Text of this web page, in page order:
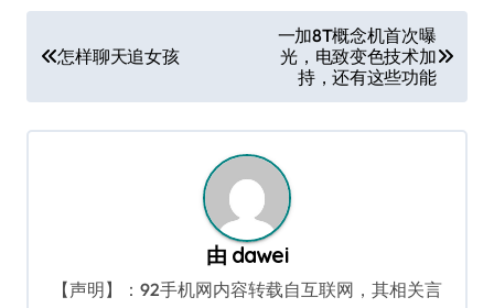
章
导
航
怎样聊天追女孩
一加8T概念机首次曝
光，电致变色技术加
持，还有这些功能
由 dawei
【声明】：92手机网内容转载自互联网，其相关言